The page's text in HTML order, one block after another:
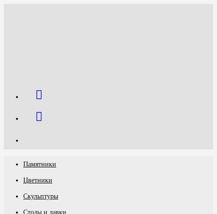
Памятники
Цветники
Скульптуры
Столы и лавки